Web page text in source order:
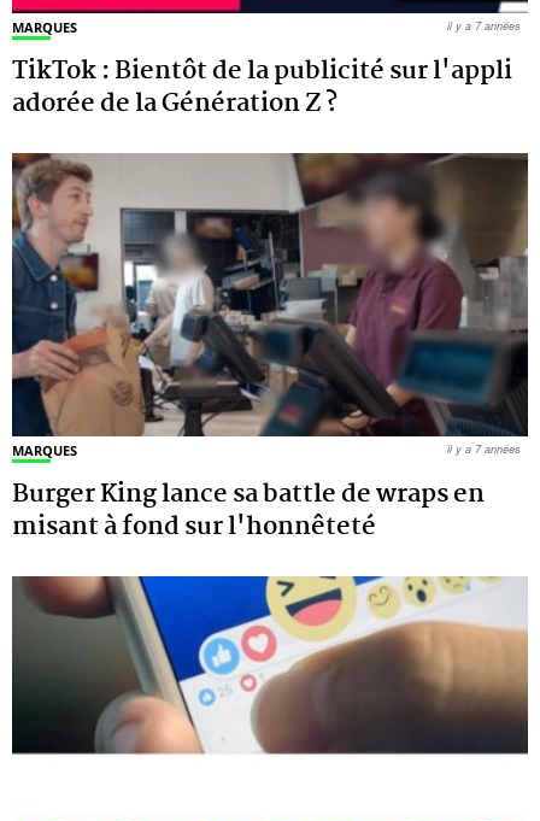
MARQUES
TikTok : Bientôt de la publicité sur l'appli
adorée de la Génération Z ?
il y a 7 années
MARQUES
Burger King lance sa battle de wraps en
misant à fond sur l'honnêteté
il y a 7 années